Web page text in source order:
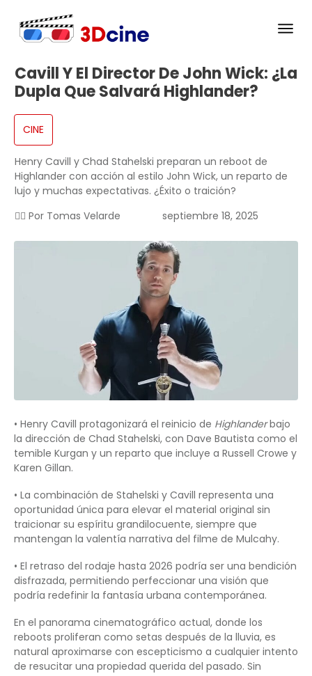
Cavill Y El Director De John Wick: ¿la
Dupla Que Salvará Highlander?
CINE
Henry Cavill y Chad Stahelski preparan un reboot de
Highlander con acción al estilo John Wick, un reparto de
lujo y muchas expectativas. ¿Éxito o traición?
✍🏻 Por Tomas Velarde septiembre 18, 2025
• Henry Cavill protagonizará el reinicio de Highlanderbajo
la dirección de Chad Stahelski, con Dave Bautista como el
temible Kurgan y un reparto que incluye a Russell Crowe y
Karen Gillan.
• La combinación de Stahelski y Cavill representa una
oportunidad única para elevar el material original sin
traicionar su espíritu grandilocuente, siempre que
mantengan la valentía narrativa del filme de Mulcahy.
• El retraso del rodaje hasta 2026 podría ser una bendición
disfrazada, permitiendo perfeccionar una visión que
podría redefinir la fantasía urbana contemporánea.
En el panorama cinematográfico actual, donde los
reboots proliferan como setas después de la lluvia, es
natural aproximarse con escepticismo a cualquier intento
de resucitar una propiedad querida del pasado. Sin